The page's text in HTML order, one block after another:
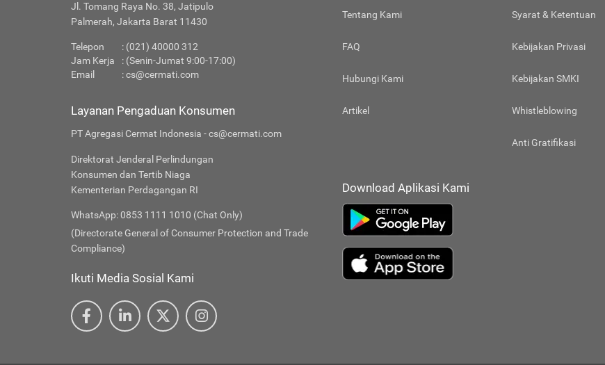
Jl. Tomang Raya No. 38, Jatipulo
Palmerah, Jakarta Barat 11430
Telepon
: (021) 40000 312
Jam Kerja
: (Senin-Jumat 9:00-17:00)
Email
:cs@cermati.com
Layanan Pengaduan Konsumen
PT Agregasi Cermat Indonesia - cs@cermati.com
Direktorat Jenderal Perlindungan
Konsumen dan Tertib Niaga
Kementerian Perdagangan RI
WhatsApp: 0853 1111 1010 (Chat Only)
(Directorate General of Consumer Protection and Trade
Compliance)
Ikuti Media Sosial Kami
Tentang Kami
FAQ
Hubungi Kami
Artikel
Syarat & Ketentuan
Kebijakan Privasi
Kebijakan SMKI
Whistleblowing
Anti Gratifikasi
Download Aplikasi Kami